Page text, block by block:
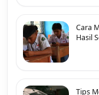
Cara
Hasil
Tips